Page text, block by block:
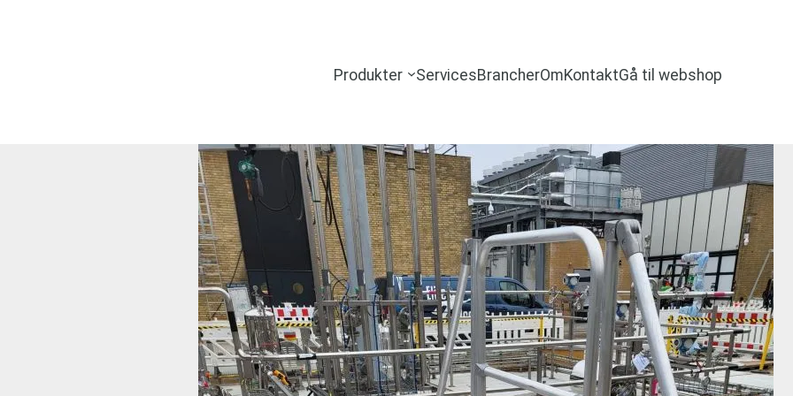
Produkter ServicesBrancherOmKontaktGå til webshop